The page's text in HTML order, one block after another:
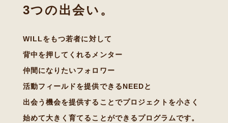
3つの出会い。
WILLをもつ若者に対して
背中を押してくれるメンター
仲間になりたいフォロワー
活動フィールドを提供できるNEEDと
出会う機会を提供することでプロジェクトを小さく
始めて大きく育てることができるプログラムです。